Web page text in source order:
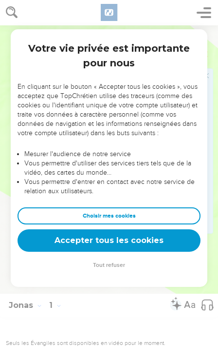
NE MANQUEZ PAS L’ÉVÉNEMENT
DE L’ANNÉE !
ET SI LEURS ERREURS POUVAIENT VOUS ÉVITER LES
VOTRES ?
leur foi ou leur vision. Mais on voit moins les doutes, les erreurs
et les saisons difficiles qu'ils ont traversés, alors même que ce
sont elles qui les ont façonnés.
Dans cette conférence, leaders, entrepreneurs, et responsables
clés pour avancer avec plus de sagesse afin que leurs erreurs
deviennent vos tremplins. Que vous guidiez un ministère, une
équipe, un groupe ou une famille, leur expérience est faite
Jonas Introduction
Votre vie privée est importante
pour nous
En cliquant sur le bouton « Accepter tous les cookies », vous
acceptez que TopChrétien utilise des traceurs (comme des
cookies ou l'identifiant unique de votre compte utilisateur) et
traite vos données à caractère personnel (comme vos
données de navigation et les informations renseignées dans
votre compte utilisateur) dans les buts suivants :
Mesurer l'audience de notre service
Vous permettre d'utiliser des services tiers tels que de la
vidéo, des cartes du monde…
Vous permettre d'entrer en contact avec notre service de
relation aux utilisateurs.
Choisir mes cookies
Accepter tous les cookies
Tout refuser